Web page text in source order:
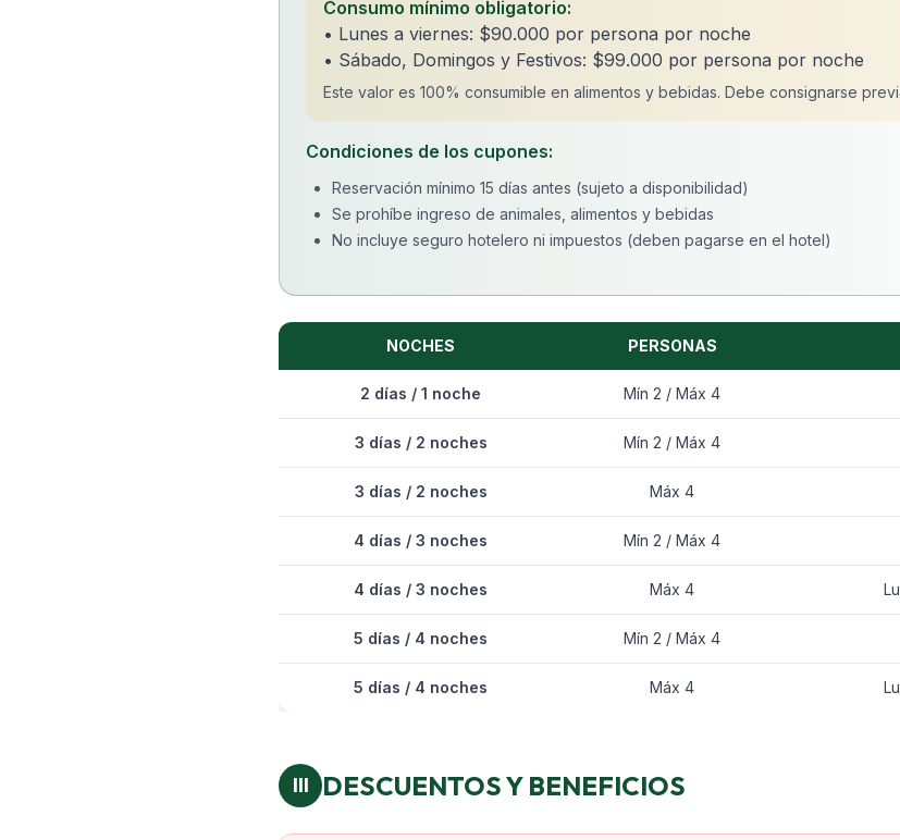
Consumo mínimo obligatorio:
• Lunes a viernes: $90.000 por persona por noche
• Sábado, Domingos y Festivos: $99.000 por persona por noche
Este valor es 100% consumible en alimentos y bebidas. Debe consignarse
Condiciones de los cupones:
Reservación mínimo 15 días antes (sujeto a disponibilidad)
Se prohíbe ingreso de animales, alimentos y bebidas
No incluye seguro hotelero ni impuestos (deben pagarse en el hotel)
NOCHES PERSONAS
2 días / 1 noche Mín 2 / Máx 4
3 días / 2 noches Mín 2 / Máx 4
3 días / 2 noches Máx 4
4 días / 3 noches Mín 2 / Máx 4
4 días / 3 noches Máx 4
5 días / 4 noches Mín 2 / Máx 4
5 días / 4 noches Máx 4
III DESCUENTOS Y BENEFICIOS